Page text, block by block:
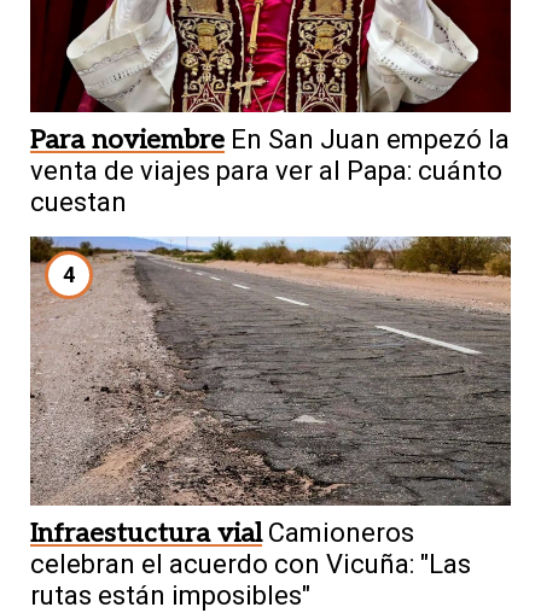
Para noviembre En San Juan empezó la
venta de viajes para ver al Papa: cuánto
cuestan
4
Infraestuctura vial Camioneros
celebran el acuerdo con Vicuña: "Las
rutas están imposibles"